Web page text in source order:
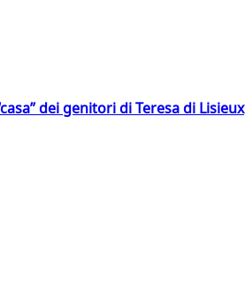
dei genitori di Teresa di Lisieux